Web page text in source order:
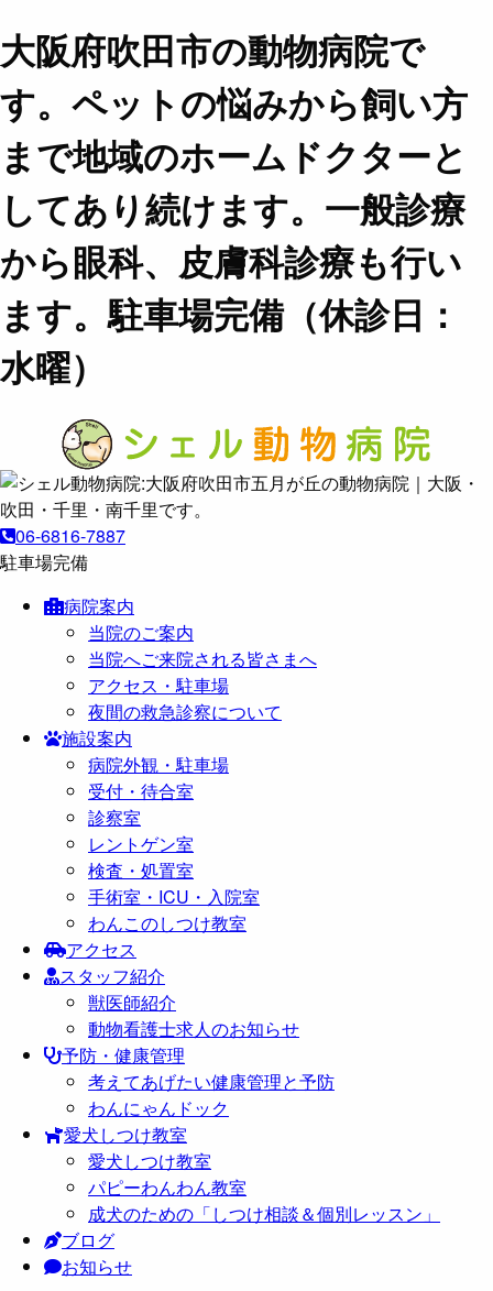
大阪府吹田市の動物病院で
す。ペットの悩みから飼い方
まで地域のホームドクターと
してあり続けます。一般診療
から眼科、皮膚科診療も行い
ます。駐車場完備（休診日：
水曜）
06-6816-7887
駐車場完備
病院案内
当院のご案内
当院へご来院される皆さまへ
アクセス・駐車場
夜間の救急診察について
施設案内
病院外観・駐車場
受付・待合室
診察室
レントゲン室
検査・処置室
手術室・ICU・入院室
わんこのしつけ教室
アクセス
スタッフ紹介
獣医師紹介
動物看護士求人のお知らせ
予防・健康管理
考えてあげたい健康管理と予防
わんにゃんドック
愛犬しつけ教室
愛犬しつけ教室
パピーわんわん教室
成犬のための「しつけ相談＆個別レッスン」
ブログ
お知らせ